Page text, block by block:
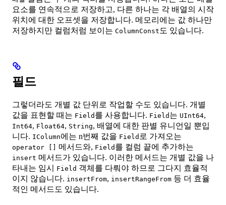
요소를 연속적으로 저장하고, 다른 하나는 각 배열의 시작
위치에 대한 오프셋을 저장합니다. 메모리에는 값 하나만
저장하지만 컬럼처럼 보이는 ColumnConst 도 있습니다.
필드
그렇더라도 개별 값 단위로 작업할 수도 있습니다. 개별
값을 표현할 때는 Field 를 사용합니다. Field 는 UInt64,
Int64, Float64, String, 배열에 대한 판별 유니언일 뿐입
니다. IColumn에는 n번째 값을 Field 로 가져오는
operator [] 메서드와, Field 를 컬럼 끝에 추가하는
insert 메서드가 있습니다. 이러한 메서드는 개별 값을 나
타내는 임시
Field 객체를 다뤄야 하므로 그다지 효율적
이지 않습니다. insertFrom, insertRangeFrom 등 더 효율
적인 메서드도 있습니다.